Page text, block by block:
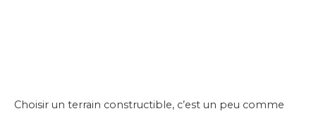
Choisir un terrain constructible, c’est un peu comme